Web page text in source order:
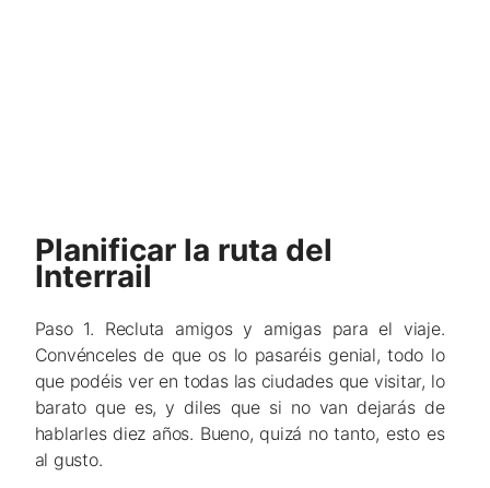
Planificar la ruta del
Interrail
Paso 1. Recluta amigos y amigas para el viaje.
Convénceles de que os lo pasaréis genial, todo lo
que podéis ver en todas las ciudades que visitar, lo
barato que es, y diles que si no van dejarás de
hablarles diez años. Bueno, quizá no tanto, esto es
al gusto.